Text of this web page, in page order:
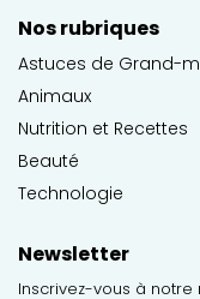
Nos rubriques
Astuces de Grand-
Animaux
Nutrition et Recettes
Beauté
Technologie
Newsletter
Inscrivez-vous à